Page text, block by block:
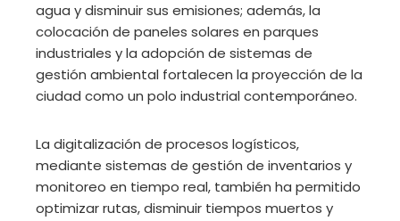
agua y disminuir sus emisiones; además, la
colocación de paneles solares en parques
industriales y la adopción de sistemas de
gestión ambiental fortalecen la proyección de la
ciudad como un polo industrial contemporáneo.
La digitalización de procesos logísticos,
mediante sistemas de gestión de inventarios y
monitoreo en tiempo real, también ha permitido
optimizar rutas, disminuir tiempos muertos y